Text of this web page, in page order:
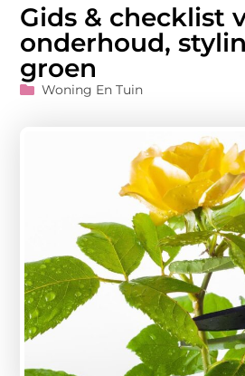
Gids & checklist
onderhoud,
groen
Woning En Tuin